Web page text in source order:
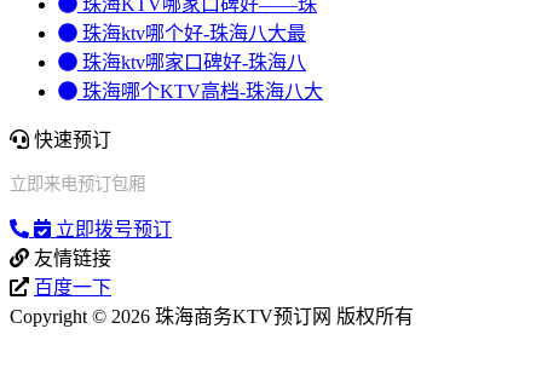
珠海KTV哪家口碑好——珠
珠海ktv哪个好-珠海八大最
珠海ktv哪家口碑好-珠海八
珠海哪个KTV高档-珠海八大
快速预订
立即来电预订包厢
立即拨号预订
友情链接
百度一下
Copyright © 2026 珠海商务KTV预订网 版权所有